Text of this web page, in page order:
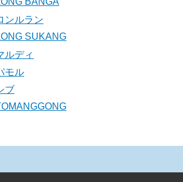
ンルラン
SUKANG
ルディ
モル
ブ